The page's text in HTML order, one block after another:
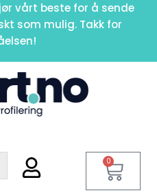
vårt beste for å sende
som mulig. Takk for
0